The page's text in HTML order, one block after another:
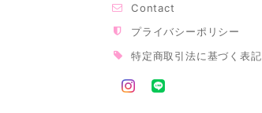
Contact
プライバシーポリシー
特定商取引法に基づく表記